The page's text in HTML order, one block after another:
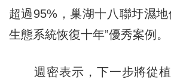
超過95%，巢湖十八聯圩濕地
生態系統恢復十年”優秀案例。
週密表示，下一步將從植